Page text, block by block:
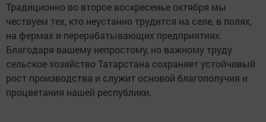
Традиционно во второе воскресенье октября мы
чествуем тех, кто неустанно трудится на селе, в полях,
на фермах и перерабатывающих предприятиях.
Благодаря вашему непростому, но важному труду
сельское хозяйство Татарстана сохраняет устойчивый
рост производства и служит основой благополучия и
процветания нашей республики.